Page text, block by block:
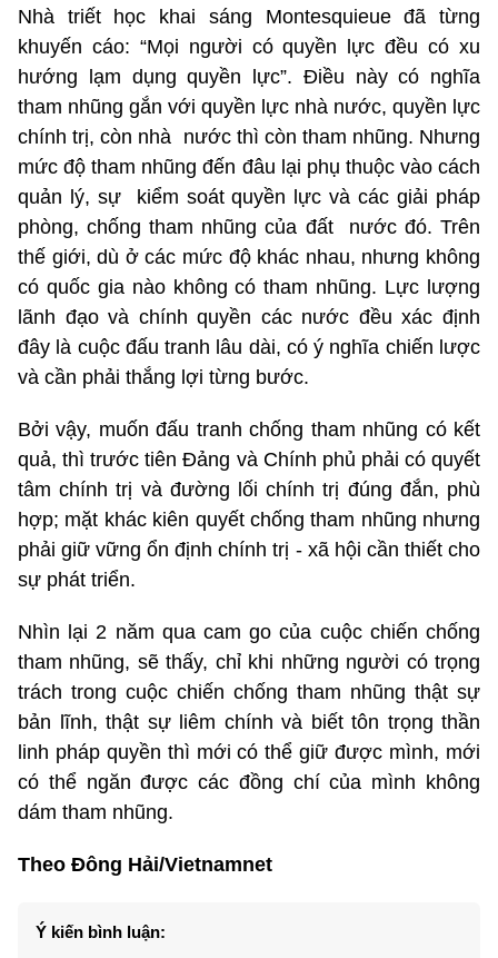
Nhà triết học khai sáng Montesquieue đã từng
khuyến cáo: “Mọi người có quyền lực đều có xu
hướng lạm dụng quyền lực”. Điều này có nghĩa
tham nhũng gắn với quyền lực nhà nước, quyền lực
chính trị, còn nhà nước thì còn tham nhũng. Nhưng
mức độ tham nhũng đến đâu lại phụ thuộc vào cách
quản lý, sự kiểm soát quyền lực và các giải pháp
phòng, chống tham nhũng của đất nước đó. Trên
thế giới, dù ở các mức độ khác nhau, nhưng không
có quốc gia nào không có tham nhũng. Lực lượng
lãnh đạo và chính quyền các nước đều xác định
đây là cuộc đấu tranh lâu dài, có ý nghĩa chiến lược
và cần phải thắng lợi từng bước.
Bởi vậy, muốn đấu tranh chống tham nhũng có kết
quả, thì trước tiên Đảng và Chính phủ phải có quyết
tâm chính trị và đường lối chính trị đúng đắn, phù
hợp; mặt khác kiên quyết chống tham nhũng nhưng
phải giữ vững ổn định chính trị - xã hội cần thiết cho
sự phát triển.
Nhìn lại 2 năm qua cam go của cuộc chiến chống
tham nhũng, sẽ thấy, chỉ khi những người có trọng
trách trong cuộc chiến chống tham nhũng thật sự
bản lĩnh, thật sự liêm chính và biết tôn trọng thần
linh pháp quyền thì mới có thể giữ được mình, mới
có thể ngăn được các đồng chí của mình không
dám tham nhũng.
Theo Đông Hải/Vietnamnet
Ý kiến bình luận: